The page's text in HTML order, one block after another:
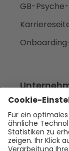
GB-
Empfehlen
Über uns
Presse